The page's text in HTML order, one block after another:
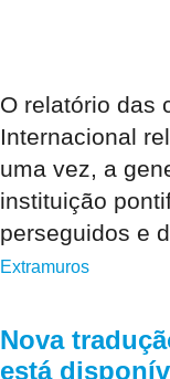
O relatório das
Internacional
uma vez, a
instituição
perseguidos e
Extramuros
Nova
está